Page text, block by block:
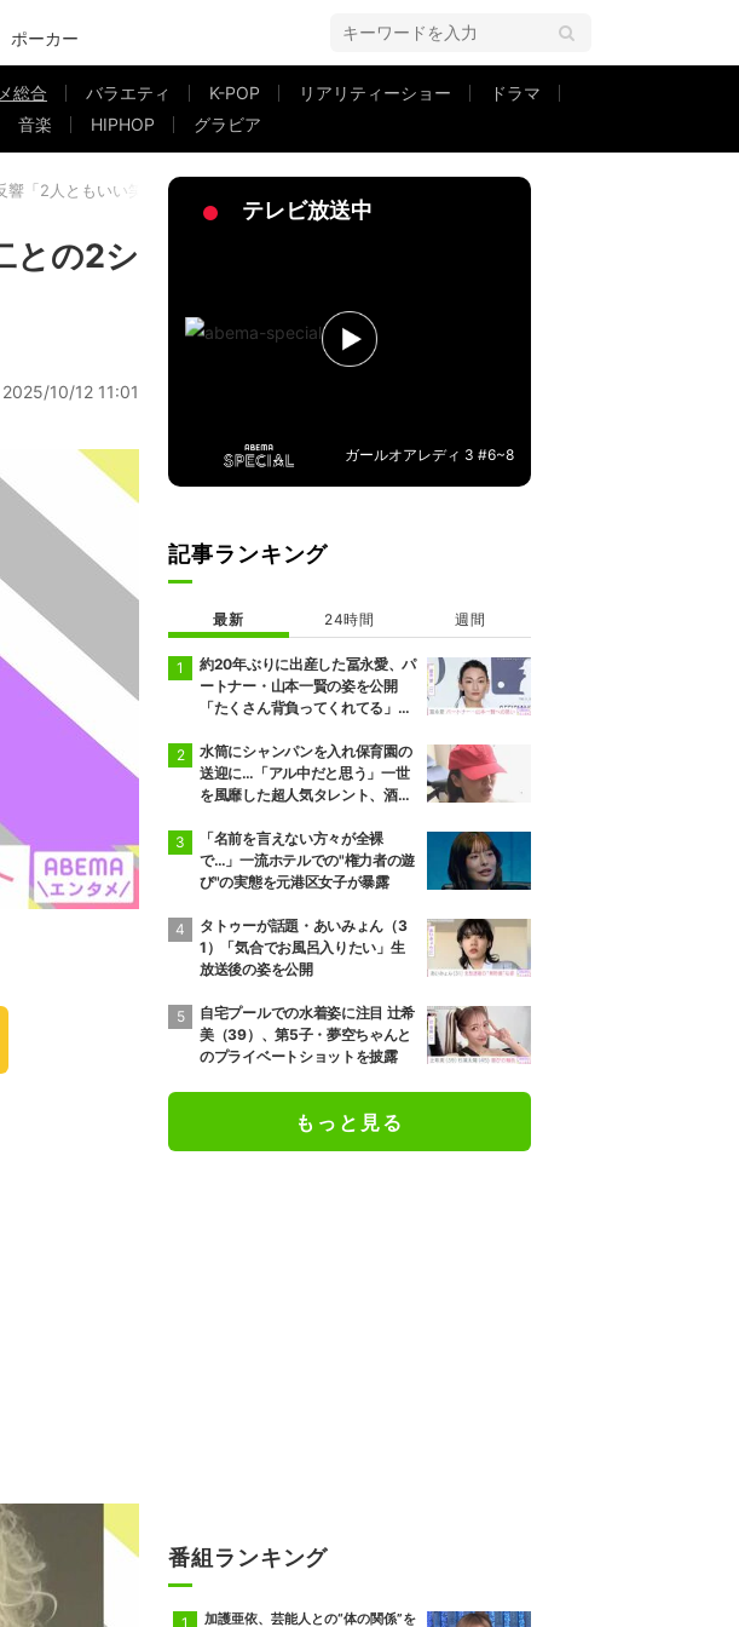
ポーカー
総合 バラエティ K-POP リアリティーショー
ドラマ
音楽 HIPHOP グラビア
「2人ともいい笑顔」
との2シ
2025/10/12 11:01
テレビ放送中
ガールオアレディ 3 #6~8
記事ランキング
最新 24時間 週間
約20年ぶりに出産した冨永愛、パ
ートナー・山本一賢の姿を公開
「たくさん背負ってくれてる」感
水筒にシャンパンを入れ保育園の
送迎に…「アル中だと思う」一世
を風靡した超人気タレント、酒漬
「名前を言えない方々が全裸
で…」一流ホテルでの"権力者の遊
び"の実態を元港区女子が暴露
タトゥーが話題・あいみょん（3
1）「気合でお風呂入りたい」生
放送後の姿を公開
自宅プールでの水着姿に注目 辻希
美（39）、第5子・夢空ちゃんと
のプライベートショットを披露
もっと見る
番組ランキング
加護亜依、芸能人との“体の関係”を